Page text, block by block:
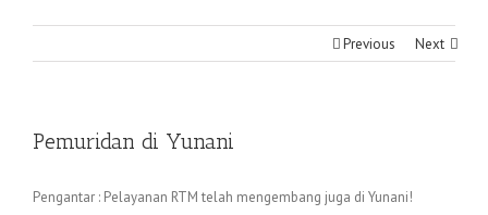
Previous Next
Pemuridan di Yunani
Pengantar : Pelayanan RTM telah mengembang juga di Yunani!